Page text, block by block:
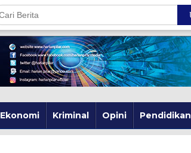
Ekonomi Kriminal Opini Pendidikan